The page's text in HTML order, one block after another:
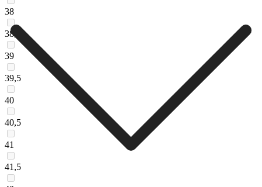
38
38,5
39
39,5
40
40,5
41
41,5